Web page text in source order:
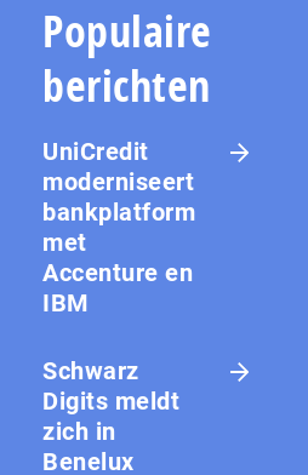
Populaire
berichten
UniCredit
moderniseert
bankplatform
met
Accenture en
IBM
Schwarz
Digits meldt
zich in
Benelux